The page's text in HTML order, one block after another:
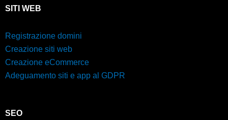
SITI WEB
Registrazione domini
Creazione siti web
Creazione eCommerce
Adeguamento siti e app al GDPR
SEO